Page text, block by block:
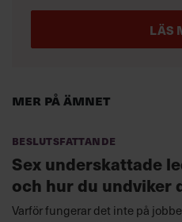
Mer på ämnet
Beslutsfattande
Sex underskattade
och hur du undviker
Varför fungerar det inte på
LÄS